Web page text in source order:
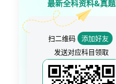
最新全科资料&真题
扫二维码
添加好友
发送对应科目领取